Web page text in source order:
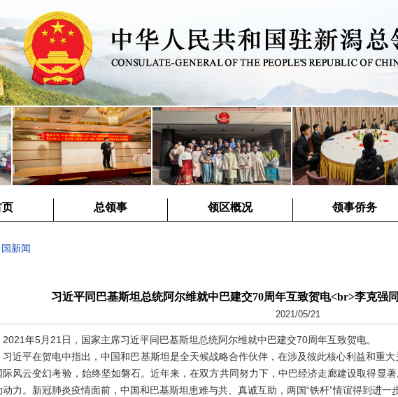
页 总领事 领区概况 领事侨务
新闻
习近平同巴基斯坦总统阿尔维就中巴建交70周年互致贺电<br>李克强
2021/05/21
年5月21日，国家主席习近平同巴基斯坦总统阿尔维就中巴建交70周年互致贺电。
平在贺电中指出，中国和巴基斯坦是全天候战略合作伙伴，在涉及彼此核心利益和重大
际风云变幻考验，始终坚如磐石。近年来，在双方共同努力下，中巴经济走廊建设取得显
动力。新冠肺炎疫情面前，中国和巴基斯坦患难与共、真诚互助，两国“铁杆”情谊得到进一